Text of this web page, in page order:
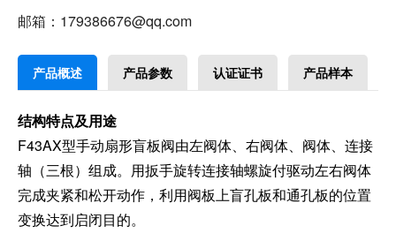
邮箱：179386676@qq.com
产品概述 产品参数 认证证书 产品样本
结构特点及用途
F43AX型手动扇形盲板阀由左阀体、右阀体、阀体、连接
轴（三根）组成。用扳手旋转连接轴螺旋付驱动左右阀体
完成夹紧和松开动作，利用阀板上盲孔板和通孔板的位置
变换达到启闭目的。